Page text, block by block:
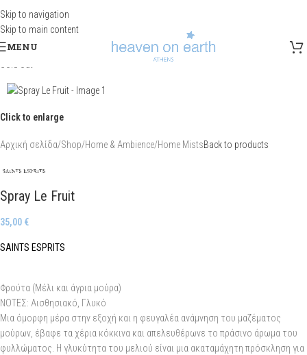
Skip to navigation
Skip to main content
MENU
Click to enlarge
Αρχική σελίδα/Shop/Home & Ambience/Home MistsBack to products
Spray Le Fruit
35,00 €
SAINTS ESPRITS
Φρούτα (Μέλι και άγρια μούρα)
ΝΟΤΕΣ: Αισθησιακό, Γλυκό
Μια όμορφη μέρα στην εξοχή και η φευγαλέα ανάμνηση του μαζέματος
μούρων, έβαφε τα χέρια κόκκινα και απελευθέρωνε το πράσινο άρωμα του
φυλλώματος. Η γλυκύτητα του μελιού είναι μια ακαταμάχητη πρόσκληση για